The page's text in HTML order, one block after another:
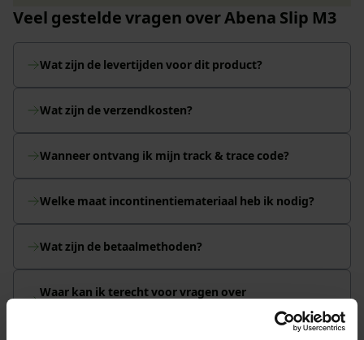
Veel gestelde vragen over Abena Slip M3
Wat zijn de levertijden voor dit product?
Wat zijn de verzendkosten?
Wanneer ontvang ik mijn track & trace code?
Welke maat incontinentiemateriaal heb ik nodig?
Wat zijn de betaalmethoden?
Waar kan ik terecht voor vragen over